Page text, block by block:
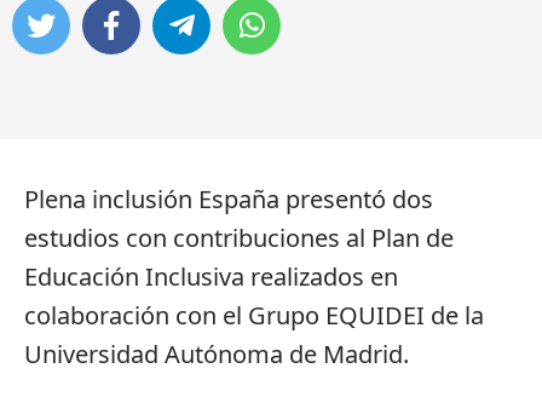
Plena inclusión España presentó dos
estudios con contribuciones al Plan de
Educación Inclusiva realizados en
colaboración con el Grupo EQUIDEI de la
Universidad Autónoma de Madrid.